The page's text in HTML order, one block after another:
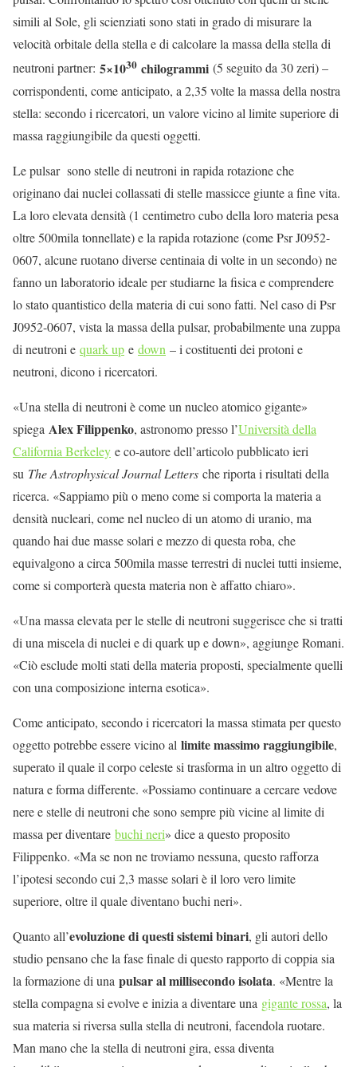
simili al Sole, gli scienziati sono stati in grado di misurare la
velocità orbitale della stella e di calcolare la massa della stella di
neutroni partner: 5×1030 chilogrammi (5 seguito da 30 zeri) –
corrispondenti, come anticipato, a 2,35 volte la massa della nostra
stella: secondo i ricercatori, un valore vicino al limite superiore di
massa raggiungibile da questi oggetti.
Le pulsar sono stelle di neutroni in rapida rotazione che
originano dai nuclei collassati di stelle massicce giunte a fine vita.
La loro elevata densità (1 centimetro cubo della loro materia pesa
oltre 500mila tonnellate) e la rapida rotazione (come Psr J0952-
0607, alcune ruotano diverse centinaia di volte in un secondo) ne
fanno un laboratorio ideale per studiarne la fisica e comprendere
lo stato quantistico della materia di cui sono fatti. Nel caso di Psr
J0952-0607, vista la massa della pulsar, probabilmente una zuppa
di neutroni e quark up e down – i costituenti dei protoni e
neutroni, dicono i ricercatori.
«Una stella di neutroni è come un nucleo atomico gigante»
spiega Alex Filippenko, astronomo presso l’Università della
California Berkeley e co-autore dell’articolo pubblicato ieri
su The Astrophysical Journal Letters che riporta i risultati della
ricerca. «Sappiamo più o meno come si comporta la materia a
densità nucleari, come nel nucleo di un atomo di uranio, ma
quando hai due masse solari e mezzo di questa roba, che
equivalgono a circa 500mila masse terrestri di nuclei tutti insieme,
come si comporterà questa materia non è affatto chiaro».
«Una massa elevata per le stelle di neutroni suggerisce che si tratti
di una miscela di nuclei e di quark up e down», aggiunge Romani.
«Ciò esclude molti stati della materia proposti, specialmente quelli
con una composizione interna esotica».
Come anticipato, secondo i ricercatori la massa stimata per questo
oggetto potrebbe essere vicino al limite massimo raggiungibile,
superato il quale il corpo celeste si trasforma in un altro oggetto di
natura e forma differente. «Possiamo continuare a cercare vedove
nere e stelle di neutroni che sono sempre più vicine al limite di
massa per diventare buchi neri» dice a questo proposito
Filippenko. «Ma se non ne troviamo nessuna, questo rafforza
l’ipotesi secondo cui 2,3 masse solari è il loro vero limite
superiore, oltre il quale diventano buchi neri».
Quanto all’evoluzione di questi sistemi binari, gli autori dello
studio pensano che la fase finale di questo rapporto di coppia sia
la formazione di una pulsar al millisecondo isolata. «Mentre la
stella compagna si evolve e inizia a diventare una gigante rossa, la
sua materia si riversa sulla stella di neutroni, facendola ruotare.
Man mano che la stella di neutroni gira, essa diventa